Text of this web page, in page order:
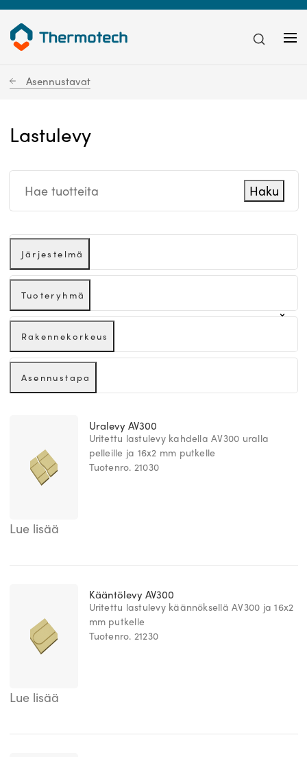
Asennustavat
Lastulevy
Haku
Järjestelmä
Tuoteryhmä
Rakennekorkeus
Asennustapa
Uralevy AV300
Uritettu lastulevy kahdella AV300 uralla
pelleille ja 16x2 mm putkelle
Tuotenro. 21030
Lue lisää
Kääntölevy AV300
Uritettu lastulevy käännöksellä AV300 ja 16x2
mm putkelle
Tuotenro. 21230
Lue lisää